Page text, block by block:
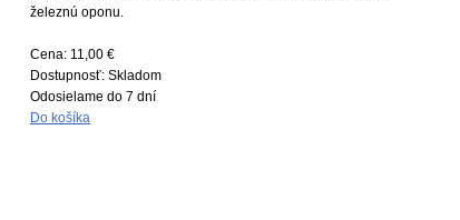
železnú oponu.
Cena: 11,00 €
Dostupnosť: Skladom
Odosielame do 7 dní
Do košíka